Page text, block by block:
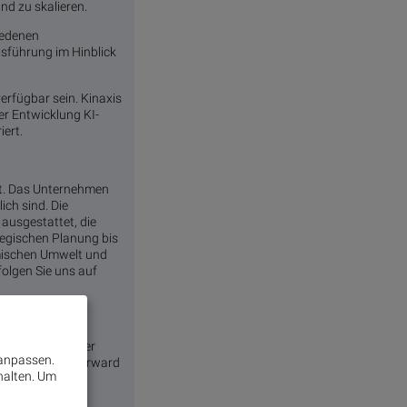
zu skalieren.
im Hinblick
sein. Kinaxis
Entwicklung KI-
Das Unternehmen
sind. Die
ausgestattet, die
Planung bis
Umwelt und
Sie uns auf
darunter
mit dem Forward
Risiken und
Um